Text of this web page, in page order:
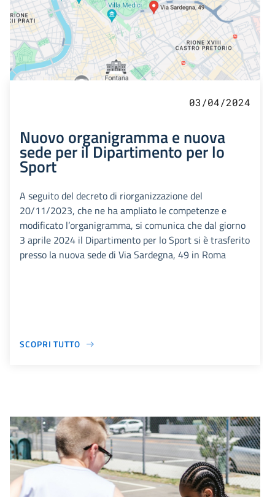
03/04/2024
Nuovo organigramma e nuova
sede per il Dipartimento per lo
Sport
A seguito del decreto di riorganizzazione del
20/11/2023, che ne ha ampliato le competenze e
modificato l’organigramma, si comunica che dal giorno
3 aprile 2024 il Dipartimento per lo Sport si è trasferito
presso la nuova sede di Via Sardegna, 49 in Roma
SCOPRI TUTTO